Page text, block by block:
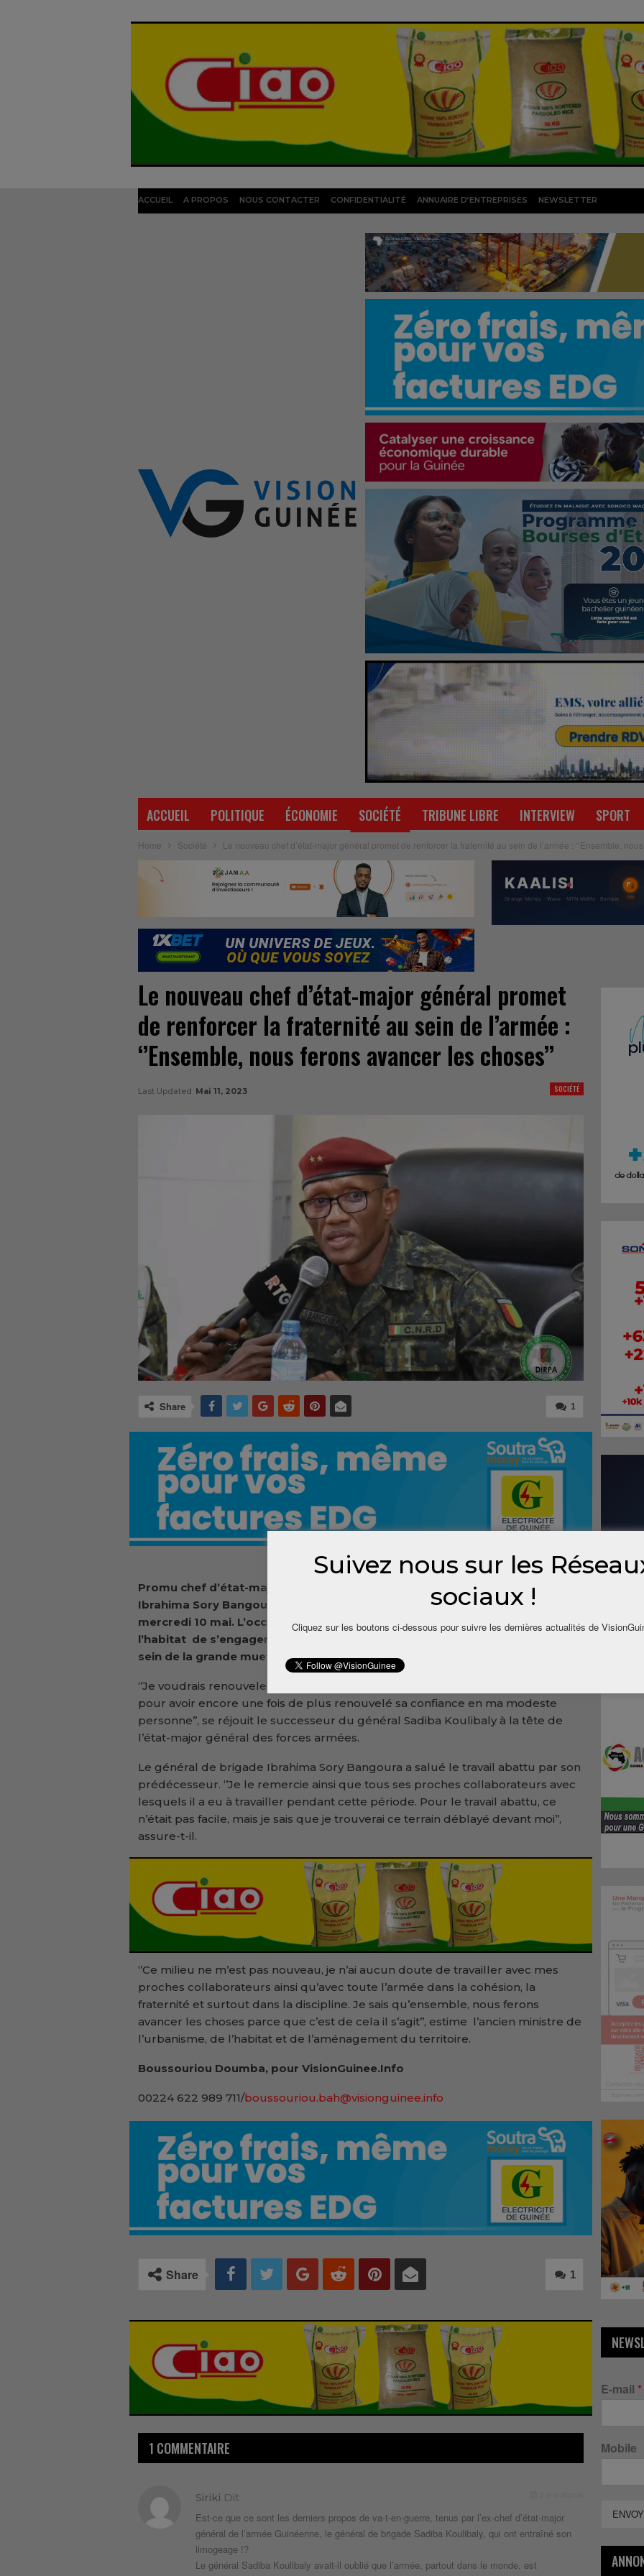
ACCUEIL A PROPOS NOUS CONTACTER CONFIDENTIALITÉ ANNUAIRE D’ENTREPRISES NEWSLETTER
ACCUEIL POLITIQUE ÉCONOMIE SOCIÉTÉ TRIBUNE LIBRE INTERVIEW SPORT
Home Société Le nouveau chef d’état-major général promet de renforcer la fraternité au sein de l’armée : ‘’Ensemble,
Le nouveau chef d’état-major général promet
de renforcer la fraternité au sein de l’armée :
‘’Ensemble, nous ferons avancer les choses’’
SOCIÉTÉ
Last Updated Mai 11, 2023
1
Share
Promu chef d’état-major général des forces armées, le général de brigade
Ibrahima Sory Bangoura a été installé dans ses nouvelles fonctions ce
mercredi 10 mai. L’occasion pour l’ancien ministre de l’urbanisme et de
l’habitat de s’engager à œuvrer pour le renforcement de la fraternité au
sein de la grande muette.
‘’Je voudrais renouveler mon engagement auprès du président de la transition
pour avoir encore une fois de plus renouvelé sa confiance en ma modeste
personne’’, se réjouit le successeur du général Sadiba Koulibaly à la tête de
l’état-major général des forces armées.
Le général de brigade Ibrahima Sory Bangoura a salué le travail abattu par son
prédécesseur. ‘’Je le remercie ainsi que tous ses proches collaborateurs avec
lesquels il a eu à travailler pendant cette période. Pour le travail abattu, ce
n’était pas facile, mais je sais que je trouverai ce terrain déblayé devant moi’’,
assure-t-il.
‘’Ce milieu ne m’est pas nouveau, je n’ai aucun doute de travailler avec mes
proches collaborateurs ainsi qu’avec toute l’armée dans la cohésion, la
fraternité et surtout dans la discipline. Je sais qu’ensemble, nous ferons
avancer les choses parce que c’est de cela il s’agit’’, estime l’ancien ministre de
l’urbanisme, de l’habitat et de l’aménagement du territoire.
Boussouriou Doumba, pour VisionGuinee.Info
00224 622 989 711/boussouriou.bah@visionguinee.info
1
Share
1 COMMENTAIRE
Siriki Dit
Est-ce que ce sont les derniers propos de va-t-en-guerre, tenus par l’ex-chef d’état-major
général de l’armée Guinéenne, le général de brigade Sadiba Koulibaly, qui ont entraîné son
limogeage !?
Le général Sadiba Koulibaly avait-il oublié que l’armée, partout dans le monde, est
E-mail *
Mobile
Suivez nous sur les
sociaux !
Cliquez sur les boutons ci-dessous pour suivre les dernières actualités de